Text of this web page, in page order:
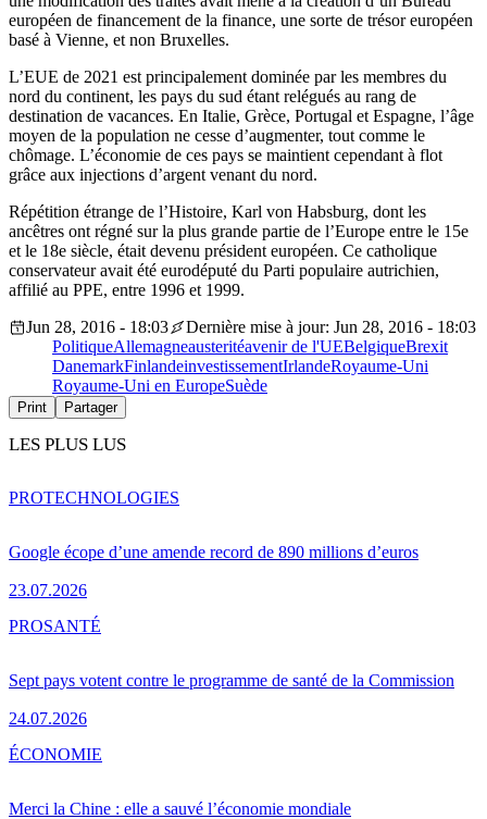
européen de financement de la finance, une sorte de trésor européen
basé à Vienne, et non Bruxelles.
L’EUE de 2021 est principalement dominée par les membres du
nord du continent, les pays du sud étant relégués au rang de
destination de vacances. En Italie, Grèce, Portugal et Espagne, l’âge
moyen de la population ne cesse d’augmenter, tout comme le
chômage. L’économie de ces pays se maintient cependant à flot
grâce aux injections d’argent venant du nord.
Répétition étrange de l’Histoire, Karl von Habsburg, dont les
ancêtres ont régné sur la plus grande partie de l’Europe entre le 15e
et le 18e siècle, était devenu président européen. Ce catholique
conservateur avait été eurodéputé du Parti populaire autrichien,
affilié au PPE, entre 1996 et 1999.
Jun 28, 2016 - 18:03
Dernière mise à jour: Jun 28, 2016 - 18:03
PolitiqueAllemagneausteritéavenir de l'UEBelgiqueBrexit
DanemarkFinlandeinvestissementIrlandeRoyaume-Uni
Royaume-Uni en EuropeSuède
Print Partager
LES PLUS LUS
Google écope d’une amende record de 890 millions d’euros
23.07.2026
PROTECHNOLOGIES
Sept pays votent contre le programme de santé de la Commission
24.07.2026
PROSANTÉ
Merci la Chine : elle a sauvé l’économie mondiale
ÉCONOMIE